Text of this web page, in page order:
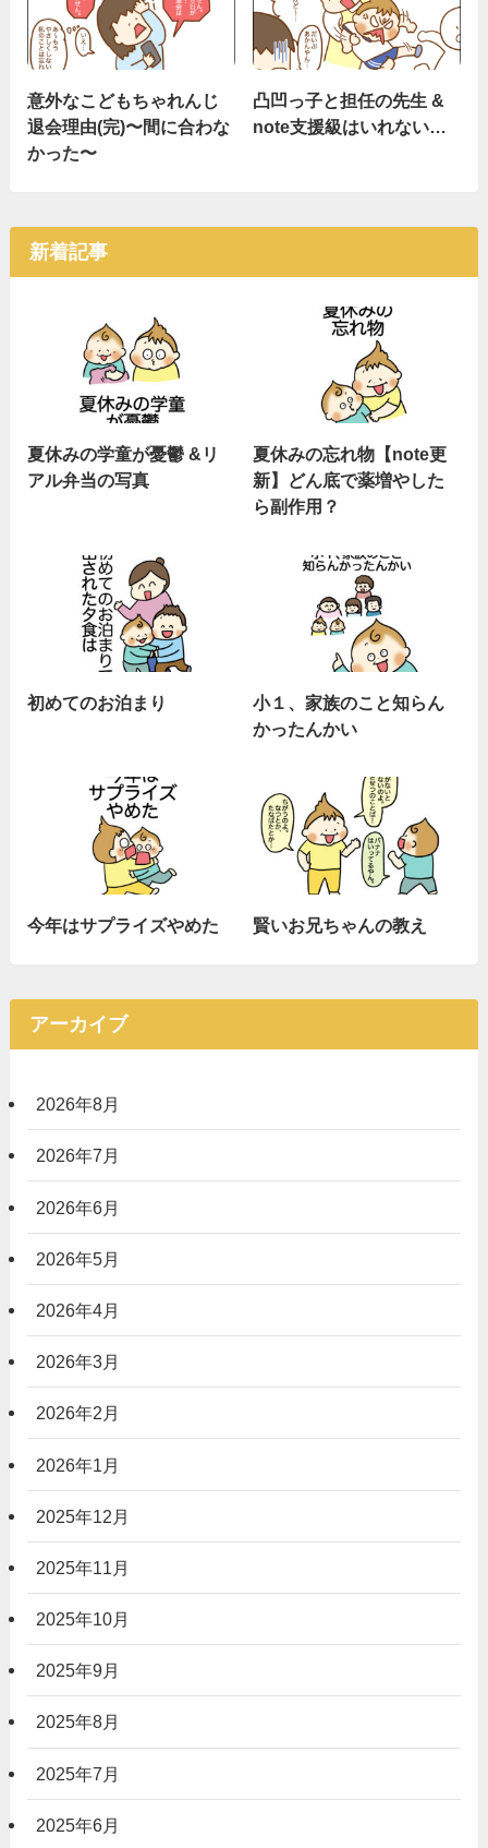
意外なこどもちゃれんじ
退会理由(完)〜間に合わな
かった〜
凸凹っ子と担任の先生 &
note支援級はいれない…
新着記事
夏休みの学童が憂鬱 &リ
アル弁当の写真
夏休みの忘れ物【note更
新】どん底で薬増やした
ら副作用？
初めてのお泊まり
小１、家族のこと知らん
かったんかい
今年はサプライズやめた 賢いお兄ちゃんの教え
アーカイブ
2026年8月
2026年7月
2026年6月
2026年5月
2026年4月
2026年3月
2026年2月
2026年1月
2025年12月
2025年11月
2025年10月
2025年9月
2025年8月
2025年7月
2025年6月